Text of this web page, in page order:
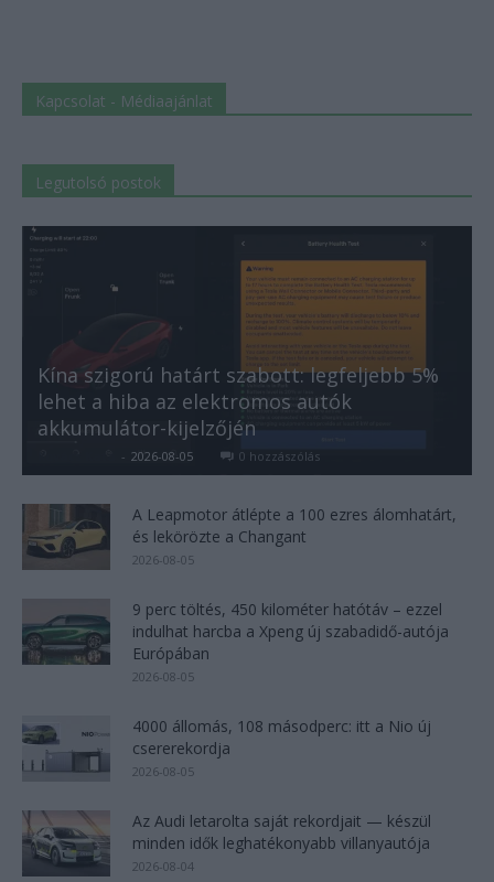
Kapcsolat - Médiaajánlat
Legutolsó postok
Kína szigorú határt szabott: legfeljebb 5%
lehet a hiba az elektromos autók
akkumulátor-kijelzőjén
- 2026-08-05 0 hozzászólás
A Leapmotor átlépte a 100 ezres álomhatárt,
és lekörözte a Changant
2026-08-05
9 perc töltés, 450 kilométer hatótáv – ezzel
indulhat harcba a Xpeng új szabadidő-autója
Európában
2026-08-05
4000 állomás, 108 másodperc: itt a Nio új
csererekordja
2026-08-05
Az Audi letarolta saját rekordjait — készül
minden idők leghatékonyabb villanyautója
2026-08-04